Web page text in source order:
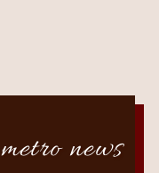
metro news